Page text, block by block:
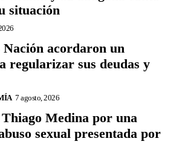
situación
acordaron un
regularizar sus deudas y
7 agosto, 2026
Medina por una
sexual presentada por